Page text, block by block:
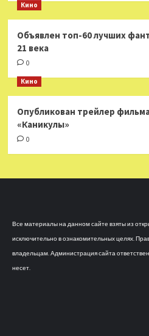
Кино
Объявлен топ-60 лучших
21 века
0
Кино
Опубликован трейлер
«Каникулы»
0
Все материалы на данном сайте взяты из
исключительно в ознакомительных целях.
владельцам. Администрация сайта
несет.